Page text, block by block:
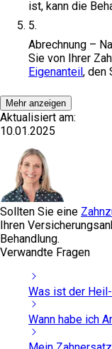
ist, kann die
Abrechnung –
Sie von Ihrer
Eigenanteil, den
Mehr anzeigen
Aktualisiert am:
10.01.2025
Sollten Sie eine
Ihren
Behandlung.
Verwandte Fragen
Was ist der
Wann habe ich